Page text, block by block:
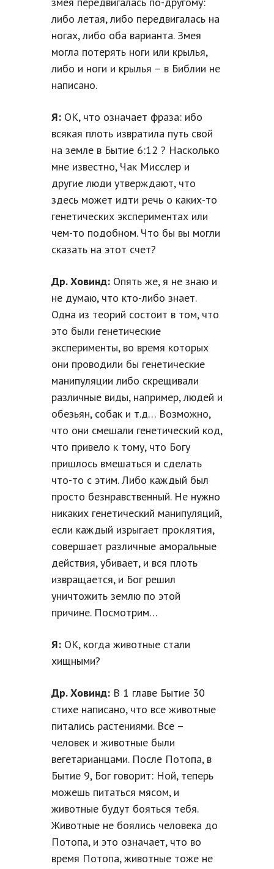
либо летая, либо передвигалась на
ногах, либо оба варианта. Змея
могла потерять ноги или крылья,
либо и ноги и крылья – в Библии не
написано.
Я: ОК, что означает фраза: ибо
всякая плоть извратила путь свой
на земле в Бытие 6:12 ? Насколько
мне известно, Чак Мисслер и
другие люди утверждают, что
здесь может идти речь о каких-то
генетических экспериментах или
чем-то подобном. Что бы вы могли
сказать на этот счет?
Др. Ховинд: Опять же, я не знаю и
не думаю, что кто-либо знает.
Одна из теорий состоит в том, что
это были генетические
эксперименты, во время которых
они проводили бы генетические
манипуляции либо скрещивали
различные виды, например, людей и
обезьян, собак и т.д… Возможно,
что они смешали генетический код,
что привело к тому, что Богу
пришлось вмешаться и сделать
что-то с этим. Либо каждый был
просто безнравственный. Не нужно
никаких генетический манипуляций,
если каждый изрыгает проклятия,
совершает различные аморальные
действия, убивает, и вся плоть
извращается, и Бог решил
уничтожить землю по этой
причине. Посмотрим…
Я: ОК, когда животные стали
хищными?
Др. Ховинд: В 1 главе Бытие 30
стихе написано, что все животные
питались растениями. Все –
человек и животные были
вегетарианцами. После Потопа, в
Бытие 9, Бог говорит: Ной, теперь
можешь питаться мясом, и
животные будут бояться тебя.
Животные не боялись человека до
Потопа, и это означает, что во
время Потопа, животные тоже не